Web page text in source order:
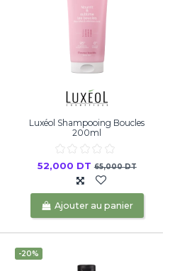
Luxéol Shampooing Boucles
200ml
52,000 DT65,000 DT
Ajouter au panier
-20%